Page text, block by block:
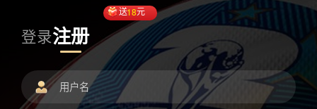
登录注册
送18元